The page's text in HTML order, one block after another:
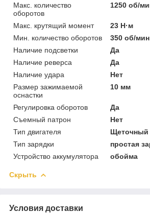
Макс. количество
оборотов
1250 об/
Макс. крутящий момент
23 Н·м
Мин. количество оборотов
350 об/мин
Наличие подсветки
Да
Наличие реверса
Да
Наличие удара
Нет
Размер зажимаемой
оснастки
10 мм
Регулировка оборотов
Да
Съемный патрон
Нет
Тип двигателя
Щеточный
Тип зарядки
простая
Устройство аккумулятора
обойма
Скрыть
Условия доставки